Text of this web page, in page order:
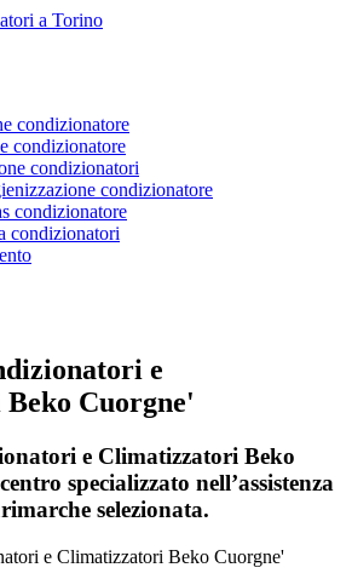
condizionatore
condizionatore
condizionatori
condizionatore
condizionatore
condizionatori
e
Cuorgne'
e Climatizzatori Beko
specializzato nell’assistenza
selezionata.